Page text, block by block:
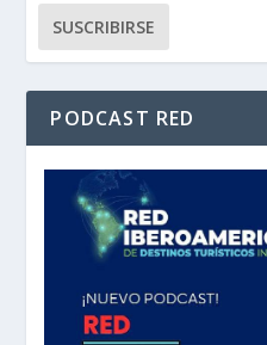
PODCAST RED